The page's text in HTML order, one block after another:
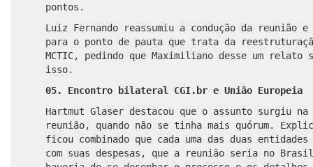
pontos.
Luiz Fernando reassumiu a condução da reunião e
para o ponto de pauta que trata da
MCTIC, pedindo que Maximiliano desse um relato
isso.
05. Encontro bilateral CGI.br e União Europeia
Hartmut Glaser destacou que o assunto surgiu
reunião, quando não se tinha mais quórum.
ficou combinado que cada uma das duas
com suas despesas, que a reunião seria no